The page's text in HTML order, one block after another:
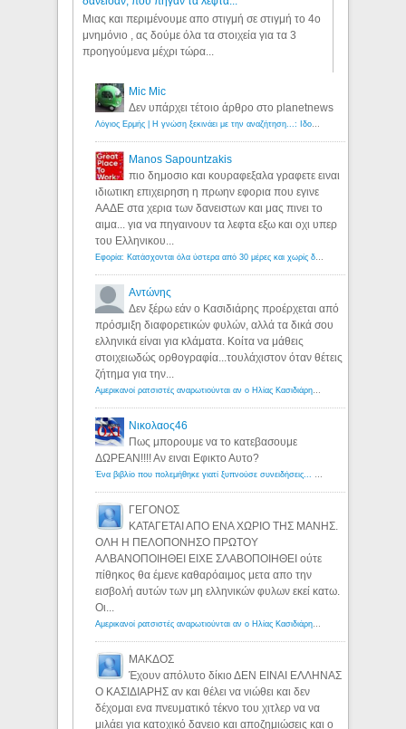
Μιας και περιμένουμε απο στιγμή σε στιγμή το 4ο
μνημόνιο , ας δούμε όλα τα στοιχεία για τα 3
προηγούμενα μέχρι τώρα...
Mic Mic
Δεν υπάρχει τέτοιο άρθρο στο planetnews
Manos Sapountzakis
πιο δημοσιο και κουραφεξαλα γραφετε ειναι
ιδιωτικη επιχειρηση η πρωην εφορια που εγινε
ΑΑΔΕ στα χερια των δανειστων και μας πινει το
αιμα... για να πηγαινουν τα λεφτα εξω και οχι υπερ
του Ελληνικου...
Αντώνης
Δεν ξέρω εάν ο Κασιδιάρης προέρχεται από
πρόσμιξη διαφορετικών φυλών, αλλά τα δικά σου
ελληνικά είναι για κλάματα. Κοίτα να μάθεις
στοιχειωδώς ορθογραφία...τουλάχιστον όταν θέτεις
ζήτημα για την...
Νικολαος46
Πως μπορουμε να το κατεβασουμε
ΔΩΡΕΑΝ!!!! Αν ειναι Εφικτο Αυτο?
ΓΕΓΟΝΟΣ
ΚΑΤΑΓΕΤΑΙ ΑΠΟ ΕΝΑ ΧΩΡΙΟ ΤΗΣ ΜΑΝΗΣ.
ΟΛΗ Η ΠΕΛΟΠΟΝΗΣΟ ΠΡΩΤΟΥ
ΑΛΒΑΝΟΠΟΙΗΘΕΙ ΕΙΧΕ ΣΛΑΒΟΠΟΙΗΘΕΙ ούτε
πίθηκος θα έμενε καθαρόαιμος μετα απο την
εισβολή αυτών των μη ελληνικών φυλων εκεί κατω.
Οι...
ΜΑΚΔΟΣ
Έχουν απόλυτο δίκιο ΔΕΝ ΕΙΝΑΙ ΕΛΛΗΝΑΣ
Ο ΚΑΣΙΔΙΑΡΗΣ αν και θέλει να νιώθει και δεν
δέχομαι ενα πνευματικό τέκνο του χιτλερ να να
μιλάει για κατοχικό δανειο και αποζημιώσεις και ο